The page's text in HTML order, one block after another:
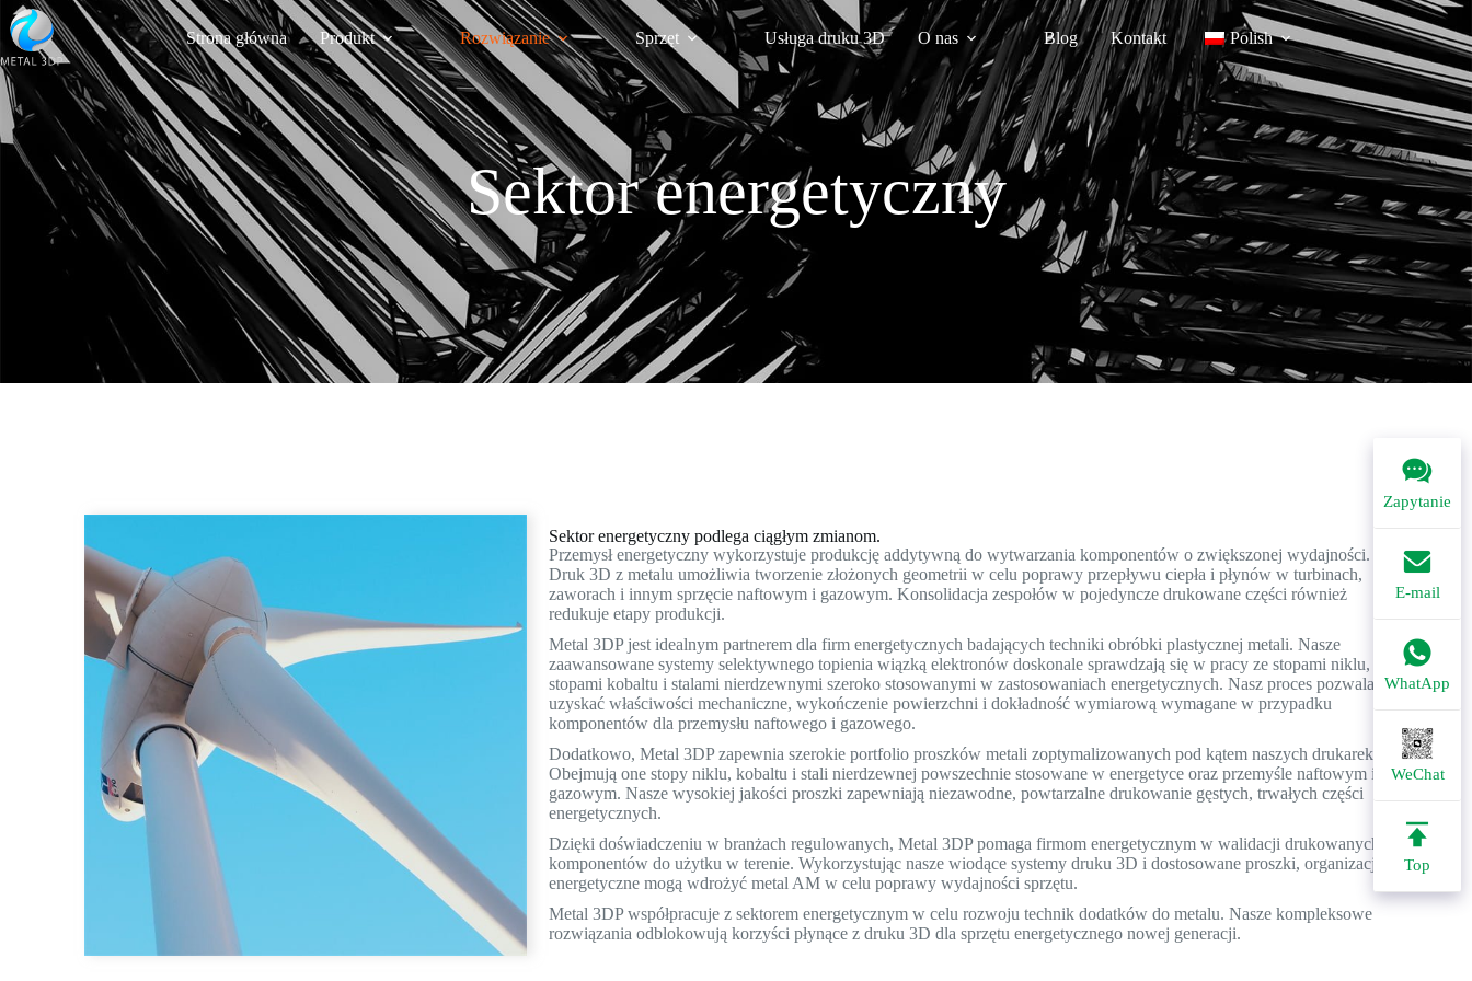
Strona główna Produkt Rozwiązanie Sprzęt Usługa druku 3D O nas Blog Kontakt Polish
Zapytanie
E-mail
WhatApp
WeChat
Top
Sektor energetyczny
Sektor energetyczny podlega ciągłym zmianom.
Przemysł energetyczny wykorzystuje produkcję addytywną do wytwarzania komponentów o zwiększonej wydajności.
Druk 3D z metalu umożliwia tworzenie złożonych geometrii w celu poprawy przepływu ciepła i płynów w turbinach,
zaworach i innym sprzęcie naftowym i gazowym. Konsolidacja zespołów w pojedyncze drukowane części również
redukuje etapy produkcji.
Metal 3DP jest idealnym partnerem dla firm energetycznych badających techniki obróbki plastycznej metali. Nasze
zaawansowane systemy selektywnego topienia wiązką elektronów doskonale sprawdzają się w pracy ze stopami niklu,
stopami kobaltu i stalami nierdzewnymi szeroko stosowanymi w zastosowaniach energetycznych. Nasz proces pozwala
uzyskać właściwości mechaniczne, wykończenie powierzchni i dokładność wymiarową wymagane w przypadku
komponentów dla przemysłu naftowego i gazowego.
Dodatkowo, Metal 3DP zapewnia szerokie portfolio proszków metali zoptymalizowanych pod kątem naszych drukarek.
Obejmują one stopy niklu, kobaltu i stali nierdzewnej powszechnie stosowane w energetyce oraz przemyśle naftowym i
gazowym. Nasze wysokiej jakości proszki zapewniają niezawodne, powtarzalne drukowanie gęstych, trwałych części
energetycznych.
Dzięki doświadczeniu w branżach regulowanych, Metal 3DP pomaga firmom energetycznym w walidacji drukowanych
komponentów do użytku w terenie. Wykorzystując nasze wiodące systemy druku 3D i dostosowane proszki, organizacje
energetyczne mogą wdrożyć metal AM w celu poprawy wydajności sprzętu.
Metal 3DP współpracuje z sektorem energetycznym w celu rozwoju technik dodatków do metalu. Nasze kompleksowe
rozwiązania odblokowują korzyści płynące z druku 3D dla sprzętu energetycznego nowej generacji.